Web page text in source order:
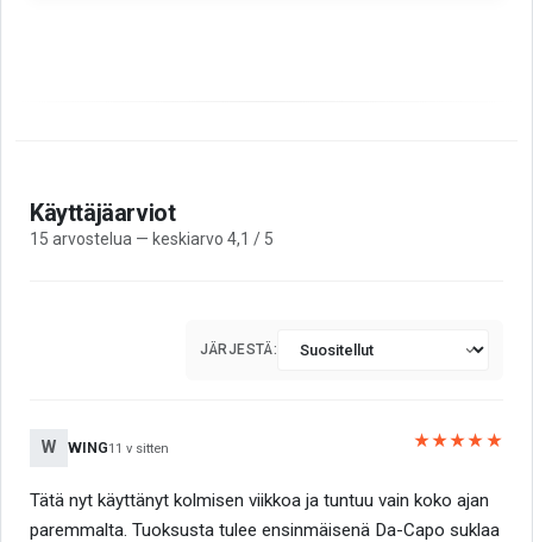
Käyttäjäarviot
15 arvostelua — keskiarvo 4,1 / 5
JÄRJESTÄ:
W WING11 v sitten ★★★★★
Tätä nyt käyttänyt kolmisen viikkoa ja tuntuu vain koko ajan
paremmalta. Tuoksusta tulee ensinmäisenä Da-Capo suklaa